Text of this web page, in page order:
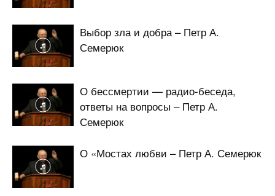
Выбор зла и добра – Петр А.
Семерюк
О бессмертии — радио-беседа,
ответы на вопросы – Петр А.
Семерюк
О «Мостах любви – Петр А. Семерюк